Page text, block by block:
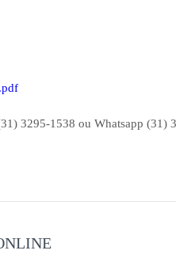
3295-1538 ou Whatsapp (31)